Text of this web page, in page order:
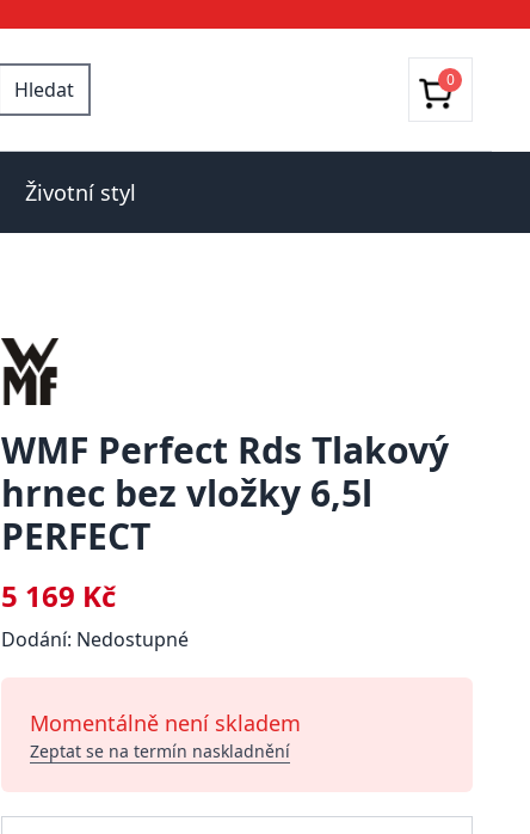
Hledat 0
Životní styl
WMF Perfect Rds Tlakový
hrnec bez vložky 6,5l
PERFECT
5 169 Kč
Dodání: Nedostupné
Momentálně není skladem
Zeptat se na termín naskladnění